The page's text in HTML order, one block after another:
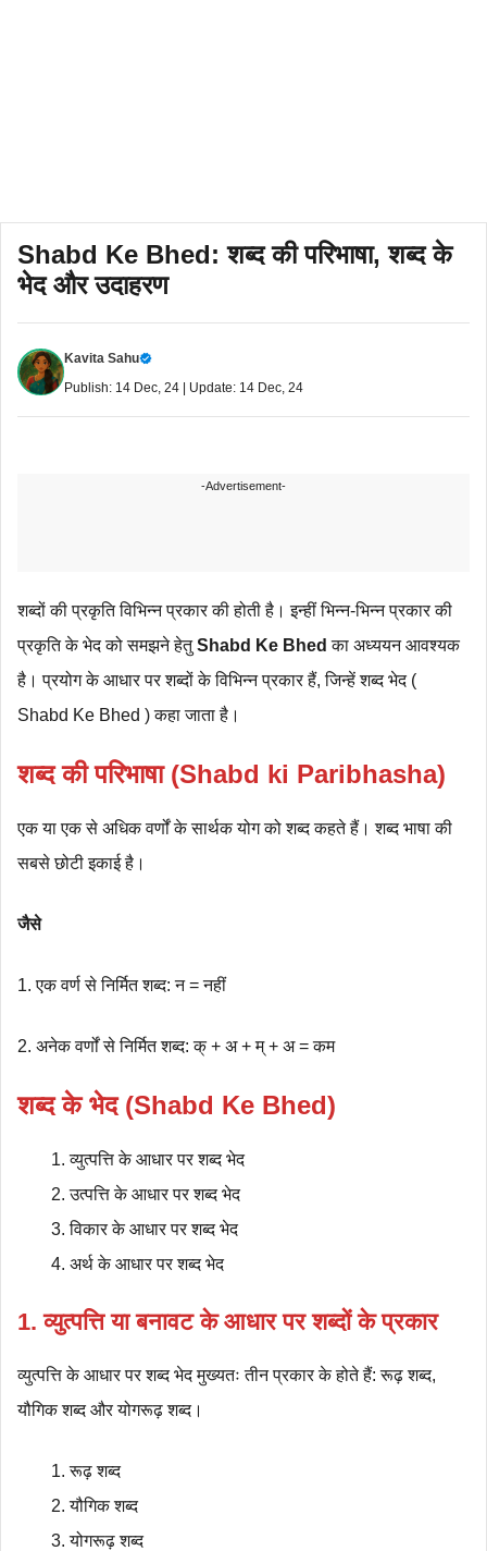
Shabd Ke Bhed: शब्द की परिभाषा, शब्द के
भेद और उदाहरण
Kavita Sahu
Publish: 14 Dec, 24 | Update: 14 Dec, 24
-Advertisement-
शब्दों की प्रकृति विभिन्न प्रकार की होती है। इन्हीं भिन्न-भिन्न प्रकार की
प्रकृति के भेद को समझने हेतुShabd Ke Bhed का अध्ययन आवश्यक
है। प्रयोग के आधार पर शब्दों के विभिन्न प्रकार हैं, जिन्हें शब्द भेद (
Shabd Ke Bhed ) कहा जाता है।
शब्द की परिभाषा (Shabd ki Paribhasha)
एक या एक से अधिक वर्णों के सार्थक योग को शब्द कहते हैं। शब्द भाषा की
सबसे छोटी इकाई है।
जैसे
1. एक वर्ण से निर्मित शब्द: न = नहीं
2. अनेक वर्णों से निर्मित शब्द: क् + अ + म् + अ = कम
शब्द के भेद (Shabd Ke Bhed)
व्युत्पत्ति के आधार पर शब्द भेद
उत्पत्ति के आधार पर शब्द भेद
विकार के आधार पर शब्द भेद
अर्थ के आधार पर शब्द भेद
1. व्युत्पत्ति या बनावट के आधार पर शब्दों के प्रकार
व्युत्पत्ति के आधार पर शब्द भेद मुख्यतः तीन प्रकार के होते हैं: रूढ़ शब्द,
यौगिक शब्द और योगरूढ़ शब्द।
रूढ़ शब्द
यौगिक शब्द
योगरूढ़ शब्द